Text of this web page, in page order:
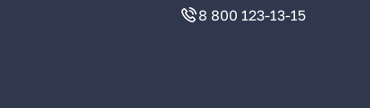
8 800 123-13-15